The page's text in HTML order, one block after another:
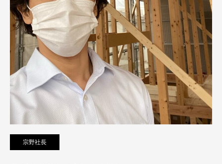
宗野社長